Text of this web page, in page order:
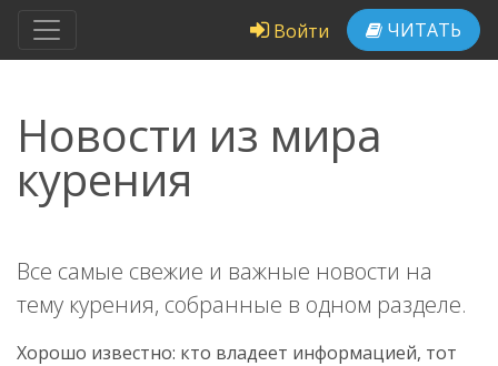
Войти ЧИТАТЬ
Новости из мира
курения
Все самые свежие и важные новости на
тему курения, собранные в одном разделе.
Хорошо известно: кто владеет информацией, тот